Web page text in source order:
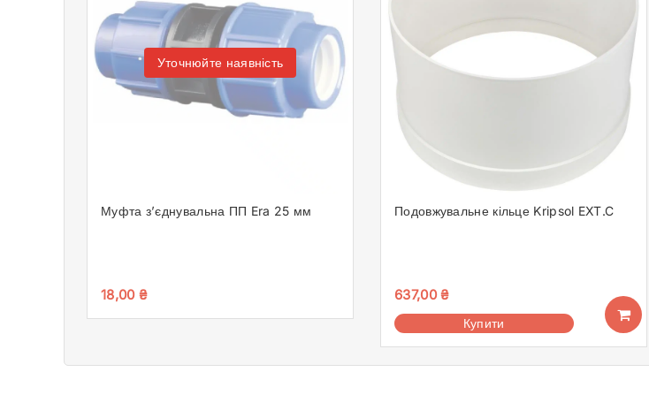
Уточнюйте наявність
Муфта з’єднувальна ПП Era 25 мм
18,00 ₴
Подовжувальне кільце Kripsol EXT.C
637,00₴
Купити